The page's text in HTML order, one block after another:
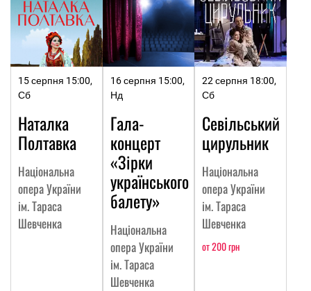
15 серпня 15:00,
Сб
Наталка
Полтавка
Національна
опера України
ім. Тараса
Шевченка
16 серпня 15:00,
Нд
Гала-
концерт
«Зірки
українського
балету»
Національна
опера України
ім. Тараса
Шевченка
22 серпня 18:00,
Сб
Севільський
цирульник
Національна
опера України
ім. Тараса
Шевченка
от 200 грн